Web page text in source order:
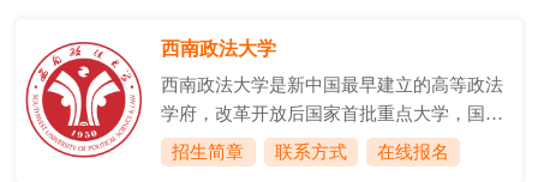
西南政法大学
西南政法大学是新中国最早建立的高等政法
学府，改革开放后国家首批重点大学，国家
首批卓越法律人才教育培养基地，教育部与
重庆市人民政府共建高校，来华留学生中国
招生简章 联系方式 在线报名